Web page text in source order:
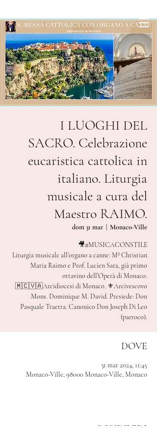
I LUOGHI DEL
SACRO. Celebrazione
eucaristica cattolica in
italiano. Liturgia
musicale a cura del
Maestro RAIMO.
dom 31 mar Monaco-Ville
🎥#MUSICACONSTILE
Liturgia musicale all’organo a canne: Mº Christian
Maria Raimo e Prof. Lucien Sara, già primo
ottavino dell’Operà di Monaco.
🇲🇨🇻🇦Arcidiocesi di Monaco. ⚜️Arcivescovo
Mons. Dominique M. David. Presiede: Don
Pasquale Traetta. Canonico Don Joseph Di Leo
DOVE
31 mar 2024, 11:45
Monaco-Ville, 98000 Monaco-Ville, Monaco
CONDIVIDI